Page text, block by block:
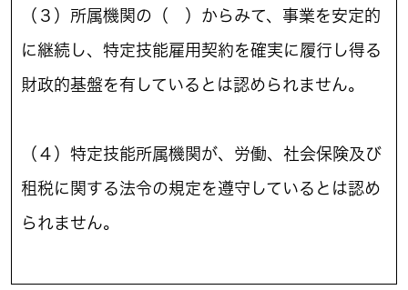
（３）所属機関の（ ）からみて、事業を安定的
に継続し、特定技能雇用契約を確実に履行し得る
財政的基盤を有しているとは認められません。
（４）特定技能所属機関が、労働、社会保険及び
租税に関する法令の規定を遵守しているとは認め
られません。